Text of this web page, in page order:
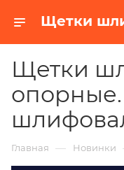
Щетки
Главная — Новинки